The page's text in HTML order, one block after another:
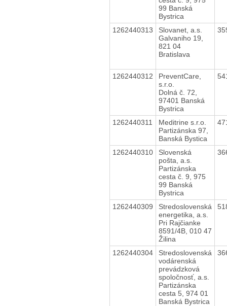
99 Banská
Bystrica
1262440313
Slovanet, a.s.
Galvaniho 19,
821 04
Bratislava
1262440312
PreventCare,
s.r.o.
Dolná č. 72,
97401 Banská
Bystrica
1262440311
Meditrine s.r.o.
Partizánska 97,
Banská Bystica
1262440310
Slovenská
pošta, a.s.
Partizánska
cesta č. 9, 975
99 Banská
Bystrica
1262440309
Stredoslovenská
energetika, a.s.
Pri Rajčianke
8591/4B, 010 47
Žilina
1262440304
Stredoslovenská
vodárenská
prevádzková
spoločnosť, a.s.
Partizánska
cesta 5, 974 01
Banská Bystrica